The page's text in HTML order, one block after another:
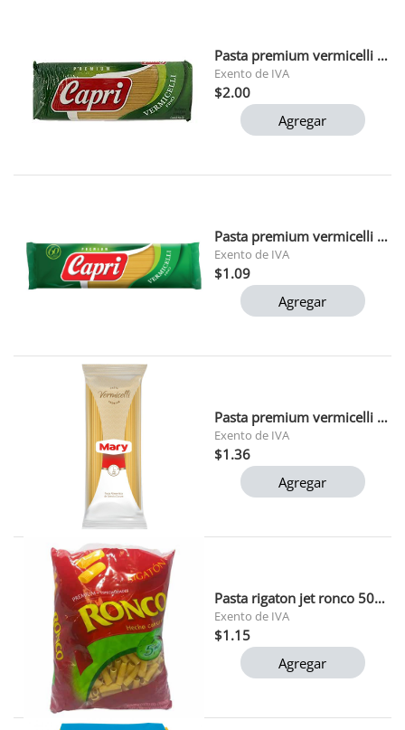
Pasta premium vermicelli capri 1 kg
Exento de IVA
$2.00
Agregar
Pasta premium vermicelli capri 500 gr
Exento de IVA
$1.09
Agregar
Pasta premium vermicelli mary 500 gr
Exento de IVA
$1.36
Agregar
Pasta rigaton jet ronco 500gr
Exento de IVA
$1.15
Agregar